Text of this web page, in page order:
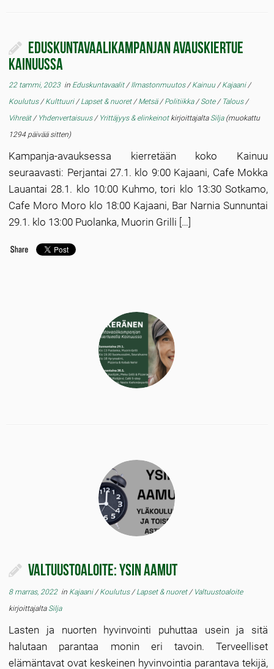
Eduskuntavaalikampanjan avauskiertue
Kainuussa
22 tammi, 2023in Eduskuntavaalit/Ilmastonmuutos/Kainuu/Kajaani/
Koulutus/Kulttuuri/Lapset & nuoret/Metsä/Politiikka/Sote/ Talous/
Vihreät/ Yhdenvertaisuus/ Yrittäjyys & elinkeinot kirjoittajalta Silja(muokattu
1294 päivää sitten)
Kampanja-avauksessa kierretään koko Kainuu
seuraavasti: Perjantai 27.1. klo 9:00 Kajaani, Cafe Mokka
Lauantai 28.1. klo 10:00 Kuhmo, tori klo 13:30 Sotkamo,
Cafe Moro Moro klo 18:00 Kajaani, Bar Narnia Sunnuntai
29.1. klo 13:00 Puolanka, Muorin Grilli […]
Valtuustoaloite: Ysin aamut
8 marras, 2022in Kajaani/Koulutus/Lapset & nuoret/ Valtuustoaloite
kirjoittajalta Silja
Lasten ja nuorten hyvinvointi puhuttaa usein ja sitä
halutaan parantaa monin eri tavoin. Terveelliset
elämäntavat ovat keskeinen hyvinvointia parantava tekijä,